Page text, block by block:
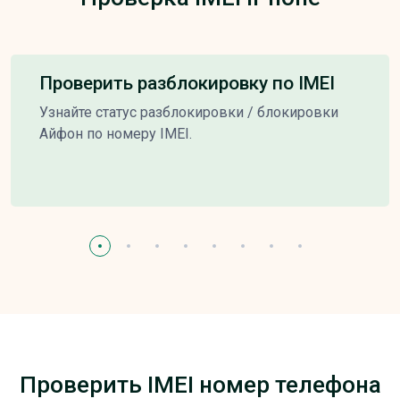
Проверить разблокировку по IMEI
Узнайте статус разблокировки / блокировки
Айфон по номеру IMEI.
Проверить IMEI номер телефона